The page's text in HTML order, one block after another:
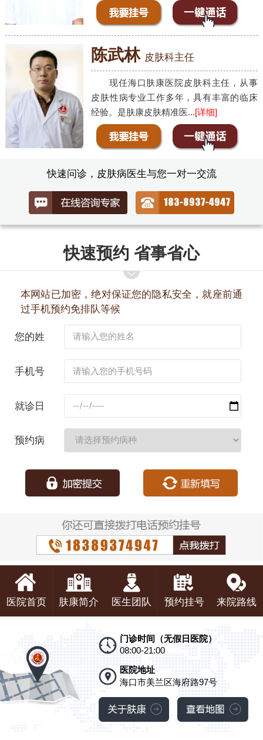
陈武林 皮肤科主任
现任海口肤康医院皮肤科主任，从事
皮肤性病专业工作多年，具有丰富的临床
经验。是肤康皮肤精准医...[详细]
快速问诊，皮肤病医生与您一对一交流
快速预约 省事省心
本网站已加密，绝对保证您的隐私安全，就座前通
过手机预约免排队等候
您的姓
手机号
就诊日
预约病
医院首页 肤康简介 医生团队 预约挂号 来院路线
门诊时间（无假日医院）
08:00-21:00
医院地址
海口市美兰区海府路97号